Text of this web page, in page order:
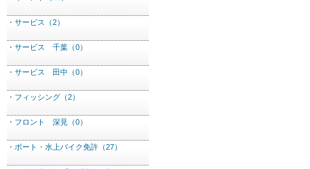
・サービス（2）
・サービス 千葉（0）
・サービス 田中（0）
・フィッシング（2）
・フロント 深見（0）
・ボート・水上バイク免許（27）